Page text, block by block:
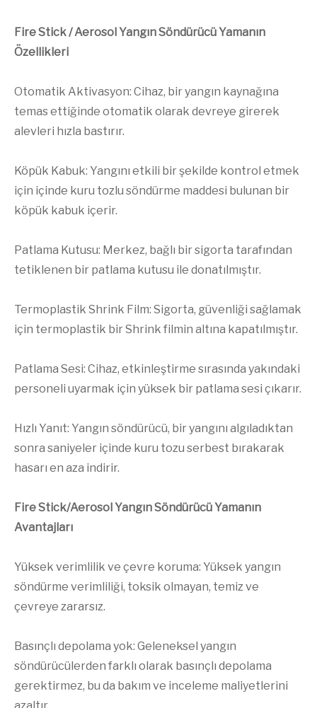
Fire Stick / Aerosol Yangın Söndürücü Yamanın
Özellikleri
Otomatik Aktivasyon: Cihaz, bir yangın kaynağına
temas ettiğinde otomatik olarak devreye girerek
alevleri hızla bastırır.
Köpük Kabuk: Yangını etkili bir şekilde kontrol etmek
için içinde kuru tozlu söndürme maddesi bulunan bir
köpük kabuk içerir.
Patlama Kutusu: Merkez, bağlı bir sigorta tarafından
tetiklenen bir patlama kutusu ile donatılmıştır.
Termoplastik Shrink Film: Sigorta, güvenliği sağlamak
için termoplastik bir Shrink filmin altına kapatılmıştır.
Patlama Sesi: Cihaz, etkinleştirme sırasında yakındaki
personeli uyarmak için yüksek bir patlama sesi çıkarır.
Hızlı Yanıt: Yangın söndürücü, bir yangını algıladıktan
sonra saniyeler içinde kuru tozu serbest bırakarak
hasarı en aza indirir.
Fire Stick/Aerosol Yangın Söndürücü Yamanın
Avantajları
Yüksek verimlilik ve çevre koruma: Yüksek yangın
söndürme verimliliği, toksik olmayan, temiz ve
çevreye zararsız.
Basınçlı depolama yok: Geleneksel yangın
söndürücülerden farklı olarak basınçlı depolama
gerektirmez, bu da bakım ve inceleme maliyetlerini